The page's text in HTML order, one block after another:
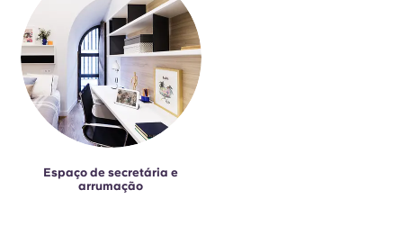
Espaço de secretária e
arrumação